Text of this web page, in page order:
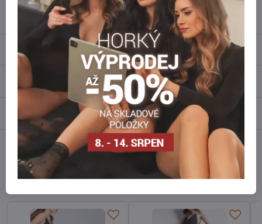
info​@everlady​.eu
Popis
Recenze
Diskuse 0
FacebookTwitterBlueskyPinterestReddit WhatsApp
Alternativní produkty